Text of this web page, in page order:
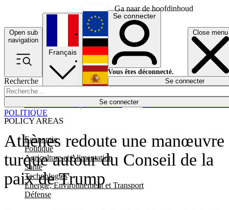
Ga naar de hoofdinhoud
Open sub
navigation
Close menu
Recherche
Se connecter
POLICY AREAS
Economie
Politique
Agriculture et Alimentation
Santé
Technologies
Energie, Environnement et Transport
Défense
Économie
Français
English
Deutsch
Español
Se connecter
Vous êtes déconnecté.
Se connecter
Athènes redoute une manœuvre
turque autour du Conseil de la
paix de Trump
POLITIQUE